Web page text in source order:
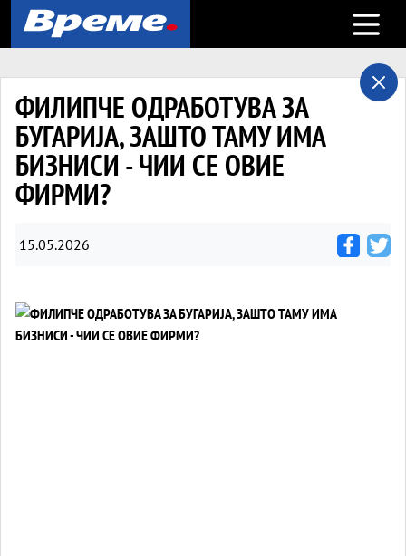
Open
ФИЛИПЧЕ ОДРАБОТУВА ЗА
БУГАРИЈА, ЗАШТО ТАМУ ИМА
БИЗНИСИ - ЧИИ СЕ ОВИЕ
ФИРМИ?
15.05.2026